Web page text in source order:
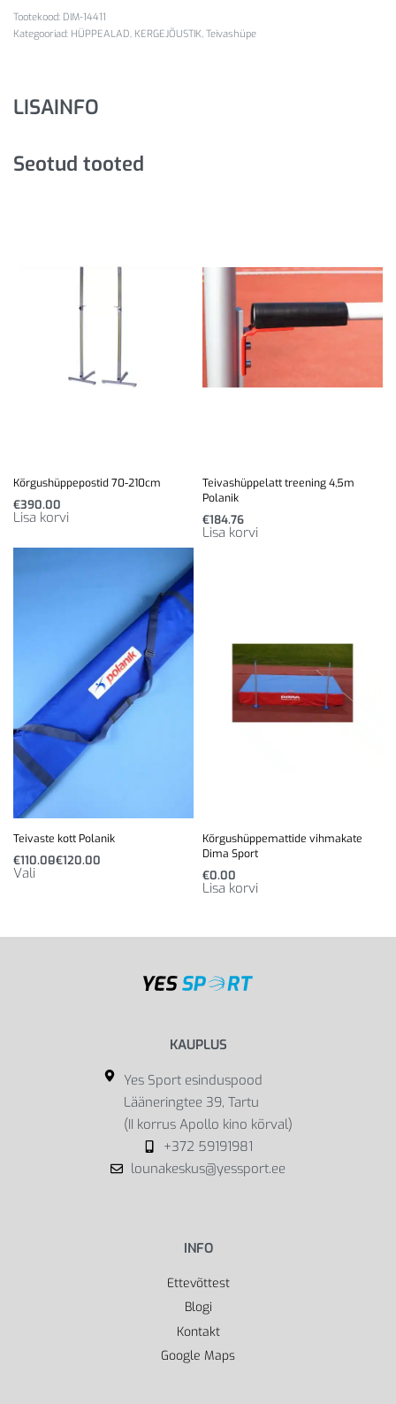
DIM-14411
Kategooriad: HÜPPEALAD, KERGEJÕUSTIK, Teivashüpe
LISAINFO
Seotud tooted
Kõrgushüppepostid 70-210cm
€390.00
Lisa korvi
Teivashüppelatt treening 4,5m
Polanik
€184.76
Lisa korvi
Teivaste kott Polanik
€110.00€120.00
Vali
Kõrgushüppemattide vihmakate
Dima Sport
€0.00
Lisa korvi
KAUPLUS
Yes Sport esinduspood
Lääneringtee 39, Tartu
(II korrus Apollo kino kõrval)
+372 59191981
lounakeskus@yessport.ee
INFO
Ettevõttest
Blogi
Kontakt
Google Maps